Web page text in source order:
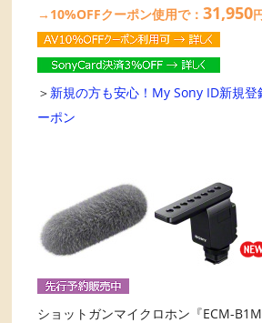
→10%OFFクーポン使用で：31,950
＞ 新規の方も安心！My Sony ID新規登
ーポン
ショットガンマイクロホン『ECM-B1M